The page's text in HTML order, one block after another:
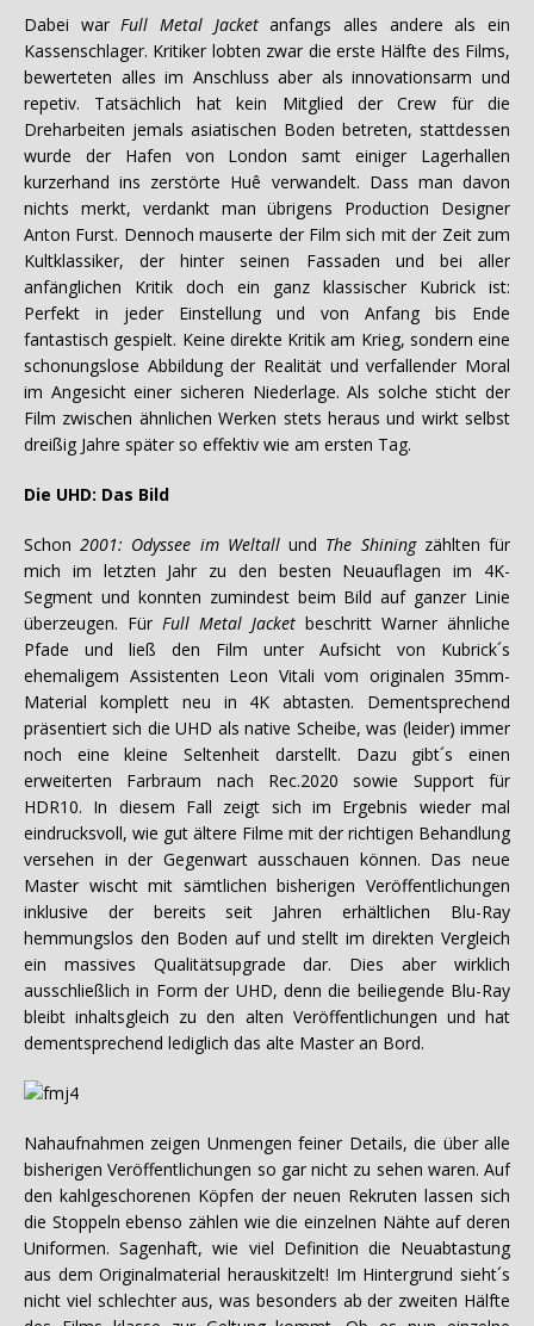
Dabei war Full Metal Jacketanfangs alles andere als ein
Kassenschlager. Kritiker lobten zwar die erste Hälfte des Films,
bewerteten alles im Anschluss aber als innovationsarm und
repetiv. Tatsächlich hat kein Mitglied der Crew für die
Dreharbeiten jemals asiatischen Boden betreten, stattdessen
wurde der Hafen von London samt einiger Lagerhallen
kurzerhand ins zerstörte Huê verwandelt. Dass man davon
nichts merkt, verdankt man übrigens Production Designer
Anton Furst. Dennoch mauserte der Film sich mit der Zeit zum
Kultklassiker, der hinter seinen Fassaden und bei aller
anfänglichen Kritik doch ein ganz klassischer Kubrick ist:
Perfekt in jeder Einstellung und von Anfang bis Ende
fantastisch gespielt. Keine direkte Kritik am Krieg, sondern eine
schonungslose Abbildung der Realität und verfallender Moral
im Angesicht einer sicheren Niederlage. Als solche sticht der
Film zwischen ähnlichen Werken stets heraus und wirkt selbst
dreißig Jahre später so effektiv wie am ersten Tag.
Die UHD: Das Bild
Schon2001: Odyssee im Weltallund The Shiningzählten für
mich im letzten Jahr zu den besten Neuauflagen im 4K-
Segment und konnten zumindest beim Bild auf ganzer Linie
überzeugen. Für Full Metal Jacket beschritt Warner ähnliche
Pfade und ließ den Film unter Aufsicht von Kubrick´s
ehemaligem Assistenten Leon Vitali vom originalen 35mm-
Material komplett neu in 4K abtasten. Dementsprechend
präsentiert sich die UHD als native Scheibe, was (leider) immer
noch eine kleine Seltenheit darstellt. Dazu gibt´s einen
erweiterten Farbraum nach Rec.2020 sowie Support für
HDR10. In diesem Fall zeigt sich im Ergebnis wieder mal
eindrucksvoll, wie gut ältere Filme mit der richtigen Behandlung
versehen in der Gegenwart ausschauen können. Das neue
Master wischt mit sämtlichen bisherigen Veröffentlichungen
inklusive der bereits seit Jahren erhältlichen Blu-Ray
hemmungslos den Boden auf und stellt im direkten Vergleich
ein massives Qualitätsupgrade dar. Dies aber wirklich
ausschließlich in Form der UHD, denn die beiliegende Blu-Ray
bleibt inhaltsgleich zu den alten Veröffentlichungen und hat
dementsprechend lediglich das alte Master an Bord.
Nahaufnahmen zeigen Unmengen feiner Details, die über alle
bisherigen Veröffentlichungen so gar nicht zu sehen waren. Auf
den kahlgeschorenen Köpfen der neuen Rekruten lassen sich
die Stoppeln ebenso zählen wie die einzelnen Nähte auf deren
Uniformen. Sagenhaft, wie viel Definition die Neuabtastung
aus dem Originalmaterial herauskitzelt! Im Hintergrund sieht´s
nicht viel schlechter aus, was besonders ab der zweiten Hälfte